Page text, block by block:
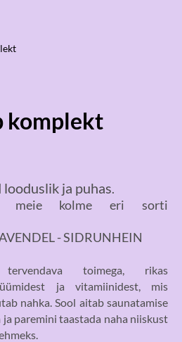
komplekt
ja puhas.
meie kolme eri sorti
- SIDRUNHEIN
toimega, rikas
ja vitamiinidest, mis
nahka. Sool aitab saunatamise
paremini taastada naha niiskust